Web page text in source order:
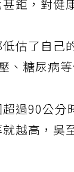
鉅，對健
估了自己
、糖尿病
過90公
越高，吳